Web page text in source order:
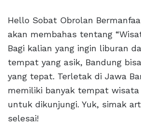
Hello Sobat Obrolan
akan membahas tentang
Bagi kalian yang ingin liburan
tempat yang asik, Bandung
yang tepat. Terletak di Jawa
memiliki banyak tempat wisata
untuk dikunjungi. Yuk, simak
selesai!